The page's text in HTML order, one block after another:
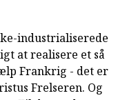
industrialiserede
at realisere et så
Frankrig - det er
Frelseren. Og